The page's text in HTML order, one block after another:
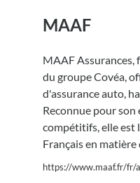
MAAF
MAAF Assurances,
du groupe Covéa,
d'assurance auto,
Reconnue pour
compétitifs, elle est
Français en matière
https://www.maaf.fr/fr/